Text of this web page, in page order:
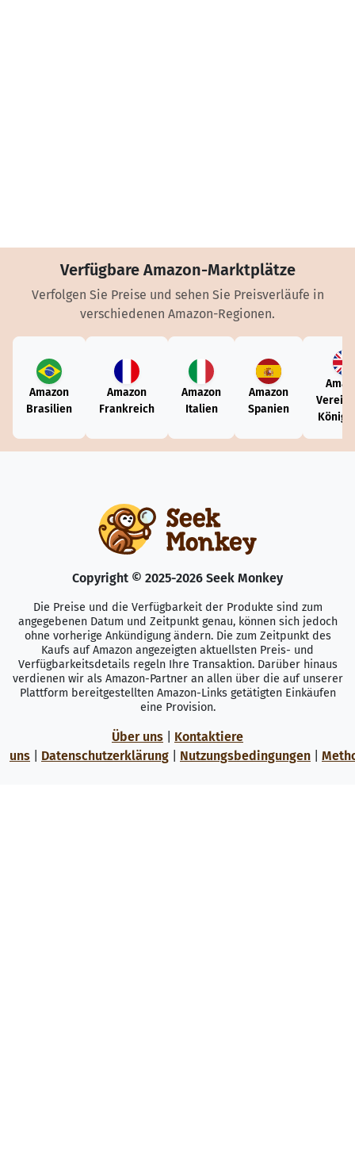
Verfügbare Amazon-Marktplätze
Verfolgen Sie Preise und sehen Sie Preisverläufe in
verschiedenen Amazon-Regionen.
Amazon
Brasilien
Amazon
Frankreich
Amazon
Italien
Amazon
Spanien
Copyright © 2025-2026 Seek Monkey
Die Preise und die Verfügbarkeit der Produkte sind zum
angegebenen Datum und Zeitpunkt genau, können sich jedoch
ohne vorherige Ankündigung ändern. Die zum Zeitpunkt des
Kaufs auf Amazon angezeigten aktuellsten Preis- und
Verfügbarkeitsdetails regeln Ihre Transaktion. Darüber hinaus
verdienen wir als Amazon-Partner an allen über die auf unserer
Plattform bereitgestellten Amazon-Links getätigten Einkäufen
eine Provision.
Über uns
Kontaktiere
uns
Datenschutzerklärung Nutzungsbedingungen